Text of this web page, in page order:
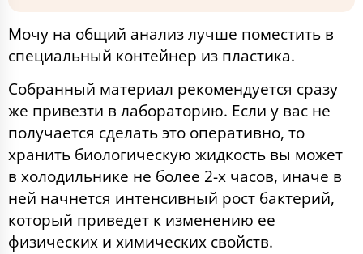
Мочу на общий анализ лучше поместить в
специальный контейнер из пластика.
Собранный материал рекомендуется сразу
же привезти в лабораторию. Если у вас не
получается сделать это оперативно, то
хранить биологическую жидкость вы может
в холодильнике не более 2-х часов, иначе в
ней начнется интенсивный рост бактерий,
который приведет к изменению ее
физических и химических свойств.